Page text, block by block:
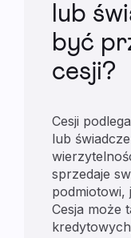
lub
być
cesji?
Cesji
lub
sprzedaje
Cesja może